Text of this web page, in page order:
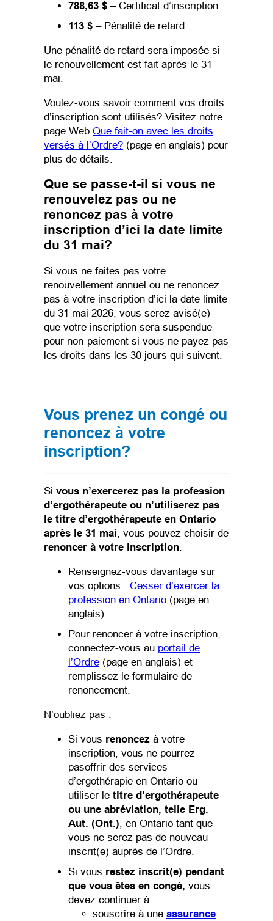
788,63 $ – Certificat d’inscription
113 $ – Pénalité de retard
Une pénalité de retard sera imposée si
le renouvellement est fait après le 31
mai.
Voulez-vous savoir comment vos droits
d’inscription sont utilisés? Visitez notre
page Web Que fait-on avec les droits
versés à l’Ordre? (page en anglais) pour
plus de détails.
Que se passe-t-il si vous ne
renouvelez pas ou ne
renoncez pas à votre
inscription d’ici la date limite
du 31 mai?
Si vous ne faites pas votre
renouvellement annuel ou ne renoncez
pas à votre inscription d’ici la date limite
du 31 mai 2026, vous serez avisé(e)
que votre inscription sera suspendue
pour non-paiement si vous ne payez pas
les droits dans les 30 jours qui suivent.
Vous prenez un congé ou
renoncez à votre
inscription?
Si vous n’exercerez pas la profession
d’ergothérapeute ou n’utiliserez pas
le titre d’ergothérapeute en Ontario
après le 31 mai, vous pouvez choisir de
renoncer à votre inscription.
Renseignez-vous davantage sur
vos options : Cesser d’exercer la
profession en Ontario (page en
anglais).
Pour renoncer à votre inscription,
connectez-vous au portail de
l’Ordre (page en anglais) et
remplissez le formulaire de
renoncement.
N’oubliez pas :
Si vous renoncez à votre
inscription, vous ne pourrez
pasoffrir des services
d’ergothérapie en Ontario ou
utiliser le titre d’ergothérapeute
ou une abréviation, telle Erg.
Aut. (Ont.), en Ontario tant que
vous ne serez pas de nouveau
inscrit(e) auprès de l’Ordre.
Si vous restez inscrit(e) pendant
que vous êtes en congé, vous
devez continuer à :
souscrire à une assurance